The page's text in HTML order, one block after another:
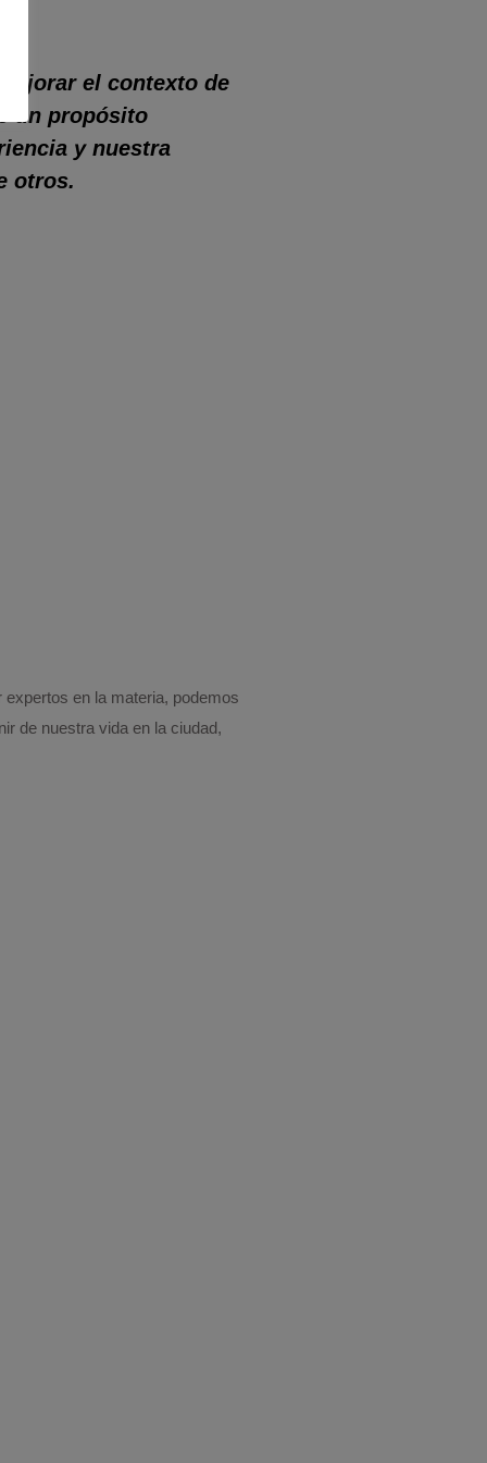
el contexto de
un propósito
y nuestra
otros.
en la materia, podemos
de nuestra vida en la ciudad,